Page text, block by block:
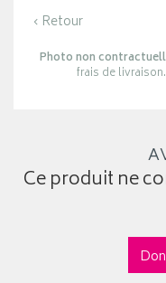
‹ Retour
Photo non
frais de
Ce produit ne